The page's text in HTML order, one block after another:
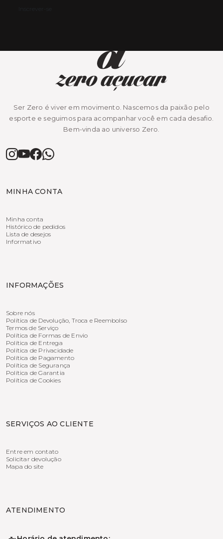
Ser Zero é viver em movimento. Nascemos da paixão pelo
esporte e seguimos para acompanhar você em cada desafio.
Bem-vinda ao universo Zero.
MINHA CONTA
Minha conta
Histórico de pedidos
Lista de desejos
Informativo
INFORMAÇÕES
Sobre nós
Política de Devolução, Troca e Reembolso
Termos de Serviço
Política de Formas de Envio
Política de Entrega
Política de Privacidade
Política de Pagamento
Política de Segurança
Política de Garantia
Política de Cookies
SERVIÇOS AO CLIENTE
Entre em contato
Solicitar devolução
Mapa do site
ATENDIMENTO